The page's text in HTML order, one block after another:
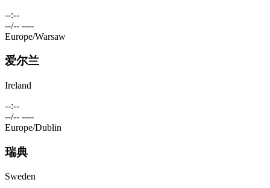
--:--
--/-- ----
Europe/Warsaw
爱尔兰
Ireland
--:--
--/-- ----
Europe/Dublin
瑞典
Sweden